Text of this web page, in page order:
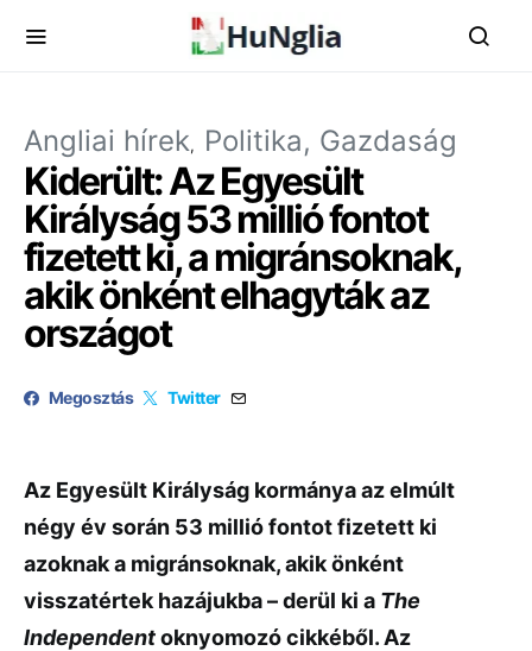
Angliai hírek Politika, Gazdaság
Kiderült: Az Egyesült
Királyság 53 millió fontot
fizetett ki, a migránsoknak,
akik önként elhagyták az
országot
Megosztás Twitter
Az Egyesült Királyság kormánya az elmúlt
négy év során 53 millió fontot fizetett ki
azoknak a migránsoknak, akik önként
visszatértek hazájukba – derül ki a The
Independentoknyomozó cikkéből. Az